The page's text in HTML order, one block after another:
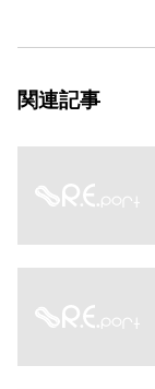
関連記事